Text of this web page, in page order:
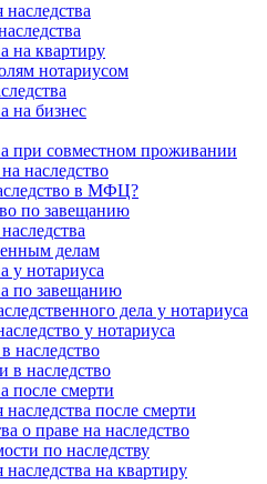
на квартиру
нотариусом
на бизнес
при совместном проживании
наследство
в МФЦ?
по завещанию
делам
у нотариуса
по завещанию
дела у нотариуса
у нотариуса
наследство
в наследство
после смерти
после смерти
о праве на наследство
по наследству
на квартиру